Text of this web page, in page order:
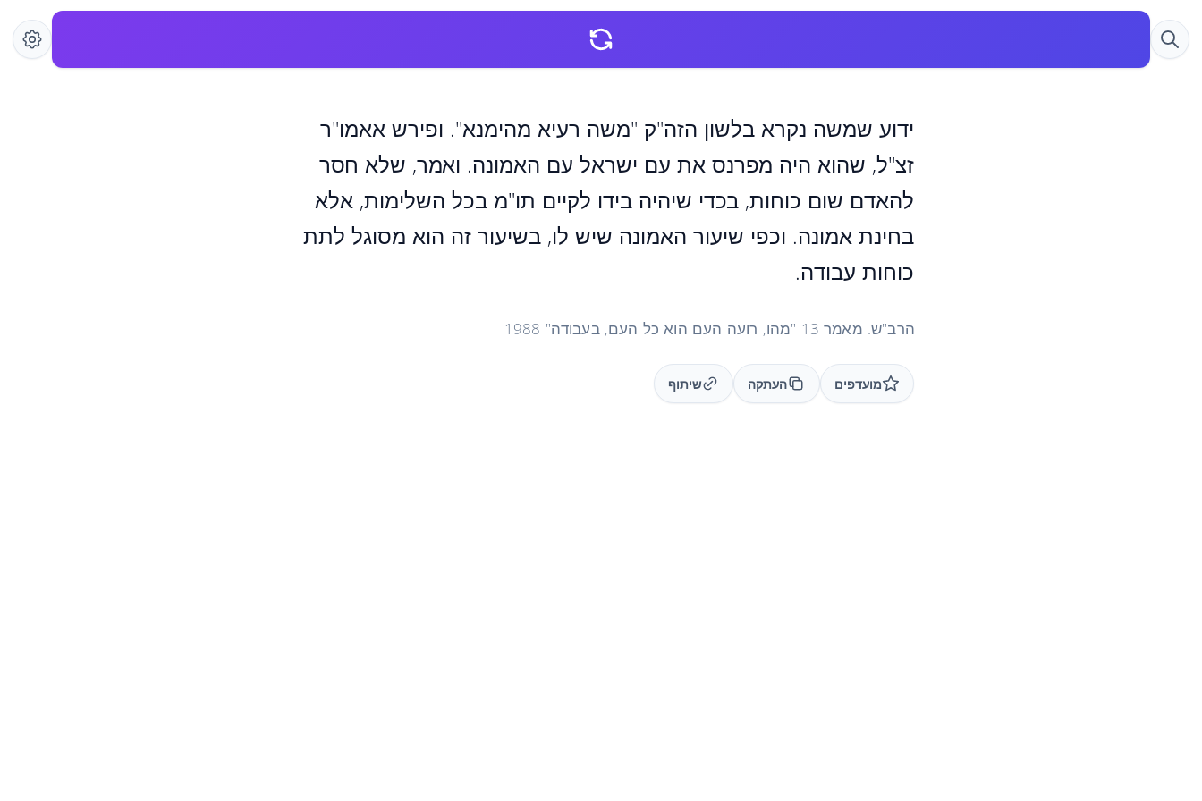
ידוע שמשה נקרא בלשון הזה"ק "משה רעיא מהימנא". ופירש אאמו"ר
זצ"ל, שהוא היה מפרנס את עם ישראל עם האמונה. ואמר, שלא חסר
להאדם שום כוחות, בכדי שיהיה בידו לקיים תו"מ בכל השלימות, אלא
בחינת אמונה. וכפי שיעור האמונה שיש לו, בשיעור זה הוא מסוגל לתת
כוחות עבודה.
הרב"ש. מאמר 13 "מהו, רועה העם הוא כל העם, בעבודה" 1988
מועדפים העתקה שיתוף